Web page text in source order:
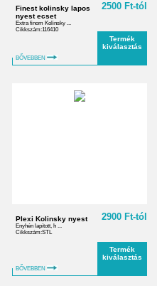
Finest kolinsky lapos
nyest ecset
Extra finom Kolinsky ...
Cikkszám:116410
BŐVEBBEN
2500 Ft-tól
Termék
kiválasztás
Plexi Kolinsky nyest
Enyhén lapított, h ...
Cikkszám:STL
BŐVEBBEN
2900 Ft-tól
Termék
kiválasztás